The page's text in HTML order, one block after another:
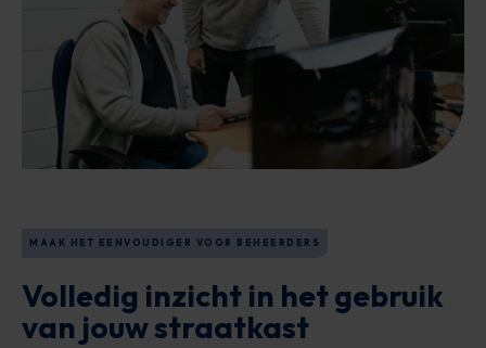
Volledig inzicht in het gebruik
van jouw straatkast
MAAK HET EENVOUDIGER VOOR BEHEERDERS